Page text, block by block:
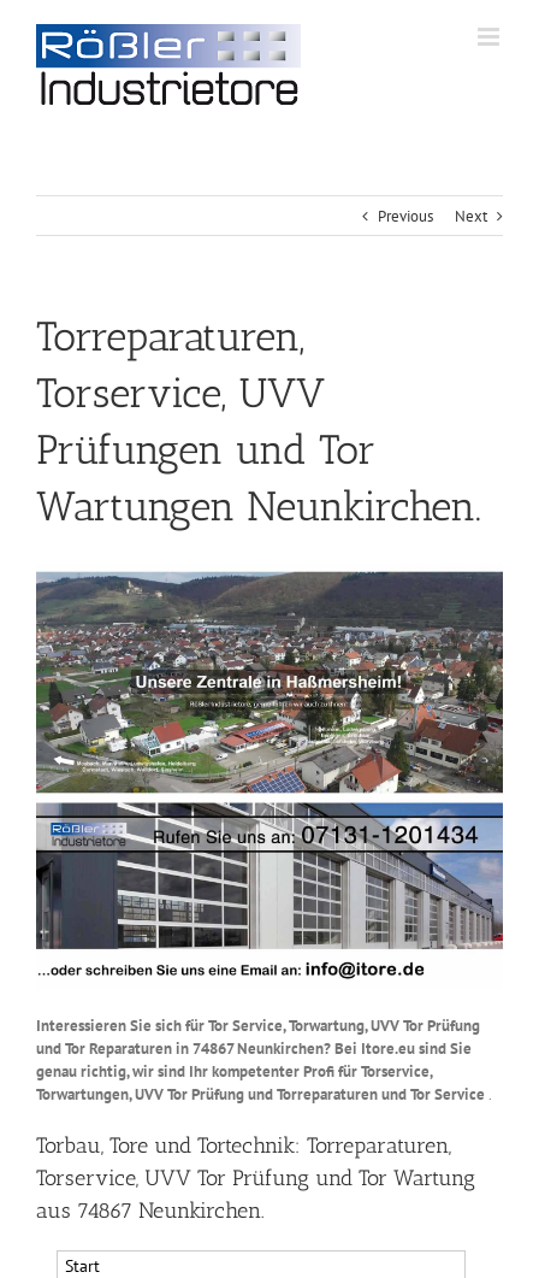
Previous Next
Torreparaturen,
Torservice, UVV
Prüfungen und Tor
Wartungen Neunkirchen.
Interessieren Sie sich für Tor Service, Torwartung, UVV Tor Prüfung
und Tor Reparaturen in 74867 Neunkirchen? Bei Itore.eu sind Sie
genau richtig, wir sind Ihr kompetenter Profi für Torservice,
Torwartungen, UVV Tor Prüfung und Torreparaturen und Tor Service .
Torbau, Tore und Tortechnik: Torreparaturen,
Torservice, UVV Tor Prüfung und Tor Wartung
aus 74867 Neunkirchen.
Start